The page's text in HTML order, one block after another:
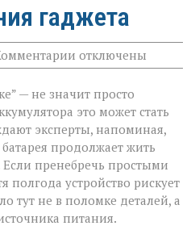
гаджета
к
записи
скажет
спасибо:
хранения
гаджета
отключены
— не значит просто
это может стать
эксперты, напоминая,
продолжает жить
пренебречь простыми
полгода устройство рискует
тут не в поломке деталей, а
питания.